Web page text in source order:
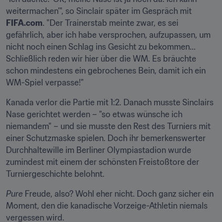
FIFA.com. "Der Trainerstab meinte zwar, es sei
gefährlich, aber ich habe versprochen, aufzupassen, um
nicht noch einen Schlag ins Gesicht zu bekommen...
Schließlich reden wir hier über die WM. Es bräuchte
schon mindestens ein gebrochenes Bein, damit ich ein
WM-Spiel verpasse!"
Kanada verlor die Partie mit 1:2. Danach musste Sinclairs
Nase gerichtet werden – "so etwas wünsche ich
niemandem" – und sie musste den Rest des Turniers mit
einer Schutzmaske spielen. Doch ihr bemerkenswerter
Durchhaltewille im Berliner Olympiastadion wurde
zumindest mit einem der schönsten Freistoßtore der
Turniergeschichte belohnt.
Pure Freude, also? Wohl eher nicht. Doch ganz sicher ein
Moment, den die kanadische Vorzeige-Athletin niemals
vergessen wird.